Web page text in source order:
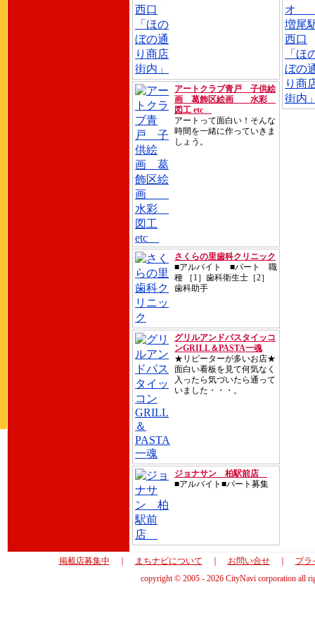
アートクラブ青戸 子供絵
画 葛飾区絵画 水彩
図工 etc
アートって面白い！そんな
時間を一緒に作っていきま
しょう。
さくらの里歯科クリニック
■アルバイト ■パート 職
種 ［1］歯科衛生士［2］
歯科助手
グリルアンドパスタイッコ
ンGRILL＆PASTA一魂
★リピーターが多いお店★
面白い看板を見て何気なく
入ったら気づいたら通って
いました・・・。
ジョナサン 柏駅前店
■アルバイト■パート募集
掲載店募集中 まちナビについて お問い合せ｜
プラ
copyright © 2005 - 2026 CityNavi corporation all